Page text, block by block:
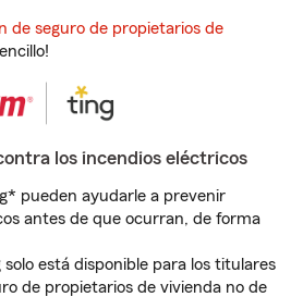
de seguro de propietarios de
los incendios eléctricos
pueden ayudarle a prevenir
antes de que ocurran, de forma
solo está disponible para los titulares
de propietarios de vivienda no de